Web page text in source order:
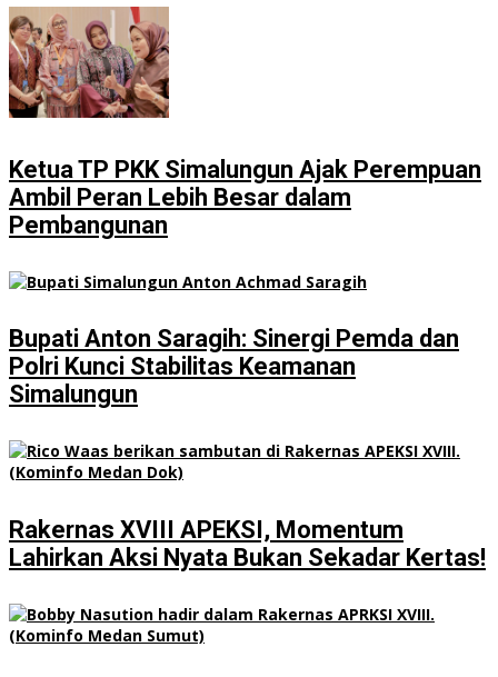
Ketua TP PKK Simalungun Ajak Perempuan
Ambil Peran Lebih Besar dalam
Pembangunan
Bupati Anton Saragih: Sinergi Pemda dan
Polri Kunci Stabilitas Keamanan
Simalungun
Rakernas XVIII APEKSI, Momentum
Lahirkan Aksi Nyata Bukan Sekadar Kertas!